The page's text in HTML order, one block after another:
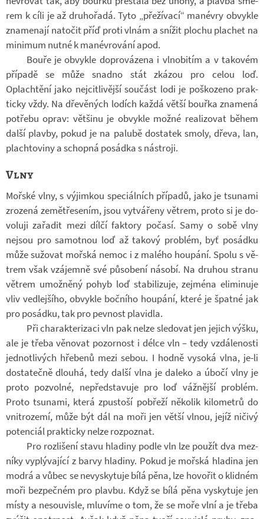
rem k cíli je až dru­ho­řadá. Tyto „pře­ží­vací“ ma­né­vry ob­vykle
zna­me­nají na­to­čit příď proti vlnám a sní­žit plo­chu pla­chet na
mi­ni­mum nutné k ma­né­v­ro­vání apod.
Bouře je ob­vykle do­pro­vá­zena i vl­no­bi­tím a v ta­ko­vém
pří­padě se může snadno stát zká­zou pro celou loď.
Oplachtění jako nej­cit­li­vější sou­část lodi je po­ško­zeno prak­
ticky vždy. Na dře­vě­ných lo­dích každá větší bouřka zna­mená
po­třebu oprav: vět­šinu je ob­vykle možné re­a­li­zo­vat během
další plavby, pokud je na pa­lubě do­sta­tek smoly, dřeva, lan,
plach­to­viny a schopná po­sádka s ná­stroji.
Vlny
Moř­ské vlny, s vý­jim­kou spe­ci­ál­ních pří­padů, jako je tsunami
zro­zená ze­mětře­se­ním, jsou vy­tvá­řeny vě­trem, proto si je do­
vo­luji za­řa­dit mezi dílčí fak­tory po­časí. Samy o sobě vlny
nejsou pro sa­mot­nou loď až ta­kový pro­blém, byť po­sádku
může su­žo­vat moř­ská nemoc i z ma­lého hou­pání. Spolu s vě­
trem však vzá­jemně své pů­so­bení ná­sobí. Na dru­hou stranu
vě­trem umož­něný pohyb loď sta­bi­li­zuje, zejména eli­mi­nuje
vliv ve­d­lej­šího, ob­vykle boč­ního hou­pání, které je špatné jak
pro po­sádku, tak pro pev­nost pla­vi­dla.
Při cha­rak­te­ri­zaci vln pak nelze sle­do­vat jen je­jich výšku,
ale je třeba vě­no­vat po­zor­nost i délce vln – tedy vzdá­le­nosti
jed­not­li­vých hře­benů mezi sebou. I hodně vy­soká vlna, je-li
do­sta­tečně dlouhá, tedy další vlna je da­leko a úbočí vlny je
proto po­zvolné, ne­před­sta­vuje pro loď váž­nější pro­blém.
Proto tsunami, která zpus­toší po­břeží ně­ko­lik ki­lo­me­trů do
vni­t­ro­zemí, může být dál na moři jen větší vlnou, jejíž ni­čivý
po­ten­ciál prak­ticky nelze roz­po­znat.
Pro roz­li­šení stavu hla­diny podle vln lze po­u­žít dva mez­
níky vy­plý­va­jící z barvy hla­diny. Pokud je moř­ská hla­dina jen
modrá a vůbec se ne­vy­sky­tuje bílá pěna, lze ho­vo­řit o klid­ném
moři bez­peč­ném pro plavbu. Když se bílá pěna vy­sky­tuje jen
místy a ne­sou­visle, mlu­víme o tom, že se moře vlní a je třeba